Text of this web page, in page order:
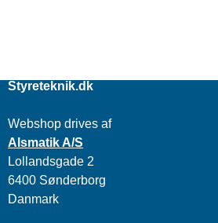
Styreteknik.dk
Webshop drives af
Alsmatik A/S
Lollandsgade 2
6400 Sønderborg
Danmark